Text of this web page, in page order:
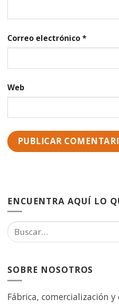
Correo electrónico*
Web
ENCUENTRA AQUÍ LO
SOBRE NOSOTROS
Fábrica, comercialización